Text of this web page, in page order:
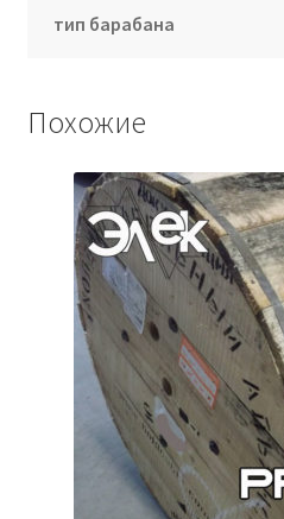
тип барабана
Похожие